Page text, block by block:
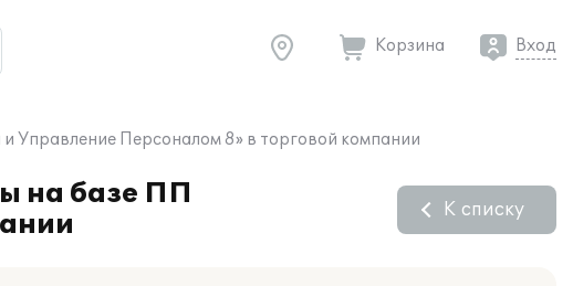
Корзина Вход
Управление Персоналом 8» в торговой компании
на базе ПП
К списку